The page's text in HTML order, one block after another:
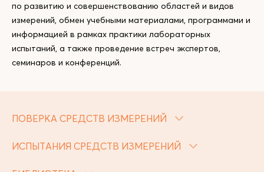
по развитию и совершенствованию областей и видов
измерений, обмен учебными материалами, программами и
информацией в рамках практики лабораторных
испытаний, а также проведение встреч экспертов,
семинаров и конференций.
ПОВЕРКА СРЕДСТВ ИЗМЕРЕНИЙ
ИСПЫТАНИЯ СРЕДСТВ ИЗМЕРЕНИЙ